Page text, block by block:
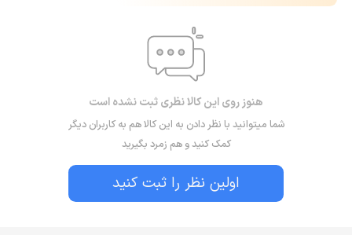
هنوز روی این کالا نظری ثبت نشده است
شما میتوانید با نظر دادن به این کالا هم به کاربران دیگر
کمک کنید و هم زمرد بگیرید
اولین نظر را ثبت کنید